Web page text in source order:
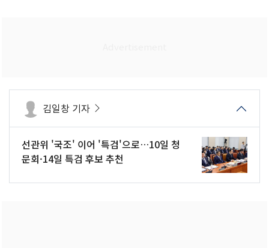
김일창 기자
선관위 '국조' 이어 '특검'으로…10일 청
문회·14일 특검 후보 추천